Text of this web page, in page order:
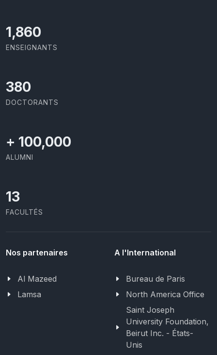
1,973
ENSEIGNANTS
403
DOCTORANTS
+ 100,000
ALUMNI
13
FACULTÉS
Nos partenaires
Al Mazeed
Lamsa
A l'International
Bureau de Paris
North America Office
Saint Joseph
University Foundation,
Beirut Inc. - États-
Unis